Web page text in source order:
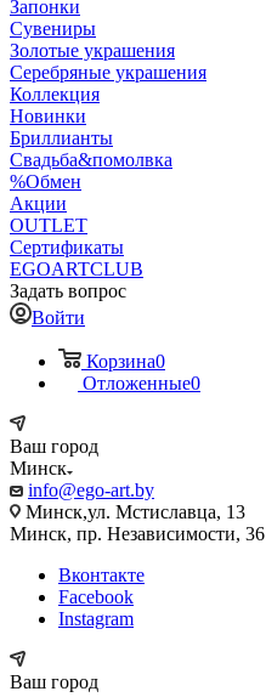
Запонки
Сувениры
Золотые украшения
Серебряные украшения
Коллекция
Новинки
Бриллианты
Свадьба&помолвка
%Обмен
Акции
OUTLET
Сертификаты
EGOARTCLUB
Задать вопрос
Войти
Корзина0
Отложенные0
Ваш город
Минск
info@ego-art.by
Минск,ул. Мстиславца, 13
Минск, пр. Независимости, 36
Вконтакте
Facebook
Instagram
Ваш город